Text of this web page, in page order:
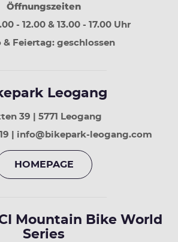
Öffnungszeiten
- 12.00 & 13.00 - 17.00 Uhr
& Feiertag: geschlossen
Leogang
39 | 5771 Leogang
| info@bikepark-leogang.com
HOMEPAGE
Mountain Bike World
Series